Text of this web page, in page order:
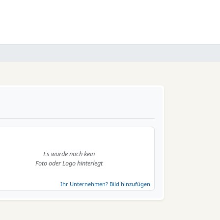
Es wurde noch kein
Foto oder Logo hinterlegt
Ihr Unternehmen? Bild hinzufügen